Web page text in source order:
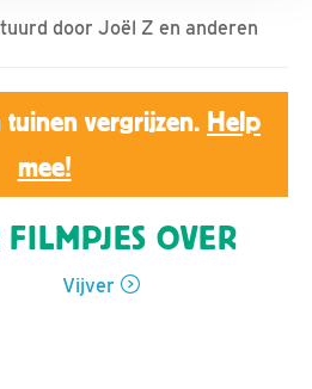
door Joël Z en anderen
tuinen vergrijzen. Help
mee!
OVER
Vijver